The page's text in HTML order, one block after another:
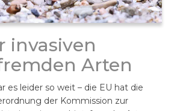
invasiven
Arten
es leider so weit – die EU hat die
der Kommission zur